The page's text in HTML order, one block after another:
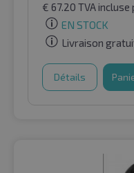
€ 67.20 TVA incluse
EN STOCK
Livraison
Détails